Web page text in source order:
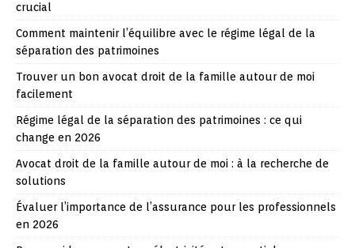
crucial
Comment maintenir l’équilibre avec le régime légal de la
séparation des patrimoines
Trouver un bon avocat droit de la famille autour de moi
facilement
Régime légal de la séparation des patrimoines : ce qui
change en 2026
Avocat droit de la famille autour de moi : à la recherche de
solutions
Évaluer l’importance de l’assurance pour les professionnels
en 2026